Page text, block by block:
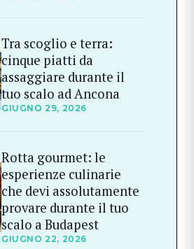
Tra scoglio e terra:
cinque piatti da
assaggiare durante il
tuo scalo ad Ancona
GIUGNO 29, 2026
Rotta gourmet: le
esperienze culinarie
che devi assolutamente
provare durante il tuo
scalo a Budapest
GIUGNO 22, 2026